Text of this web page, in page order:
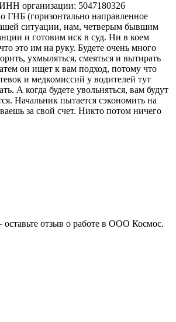
организации: 5047180326
ГНБ (горизонтально направленное
ситуации, нам, четверым бывшим
и готовим иск в суд. Ни в коем
это им на руку. Будете очень много
ухмыляться, смеяться и вытирать
он ищет к вам подход, потому что
и медкомиссий у водителей тут
А когда будете увольняться, вам будут
Начальник пытается сэкономить на
за свой счет. Никто потом ничего
отзыв о работе в ООО Космос.